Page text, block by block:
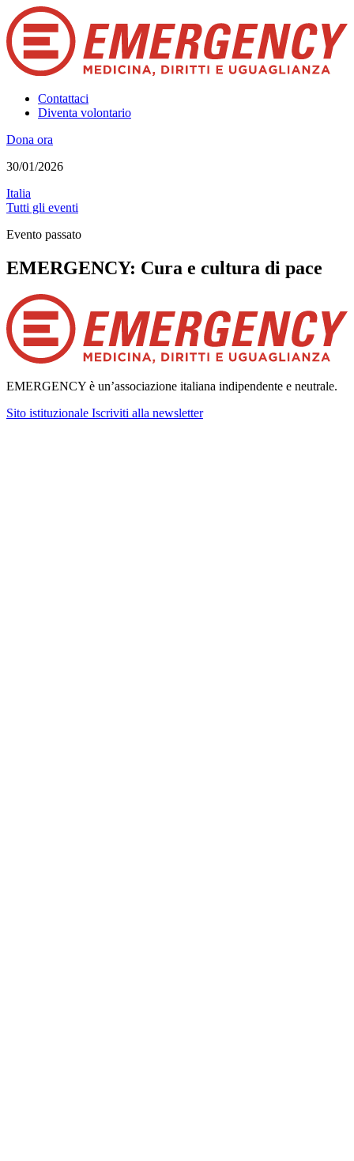
Contattaci
Diventa volontario
Dona ora
30/01/2026
Italia
Tutti gli eventi
Evento passato
EMERGENCY: Cura e cultura di pace
EMERGENCY è un’associazione italiana indipendente e neutrale.
Sito istituzionale Iscriviti alla newsletter